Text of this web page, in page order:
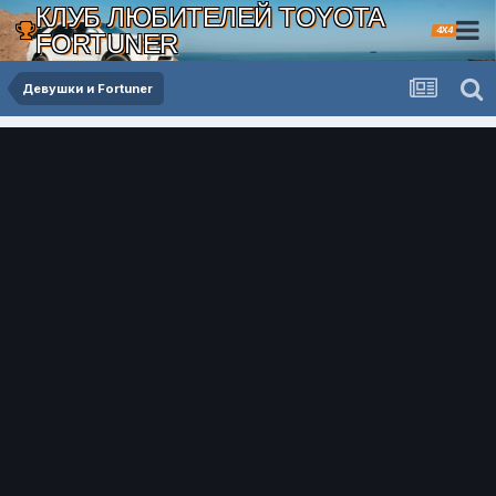
КЛУБ ЛЮБИТЕЛЕЙ TOYOTA
FORTUNER
4X4
Девушки и Fortuner